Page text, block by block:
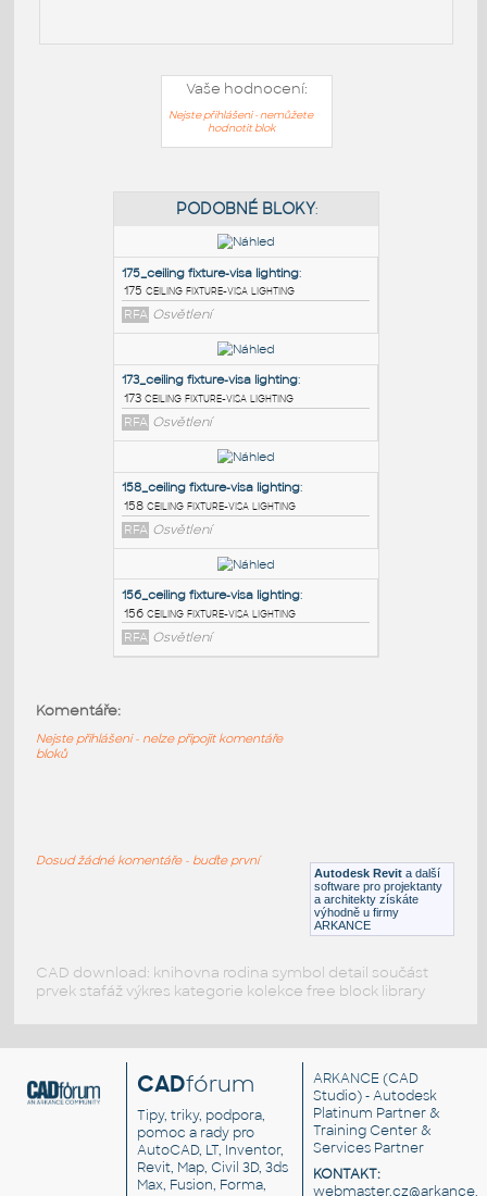
Vaše hodnocení:
Nejste přihlášeni - nemůžete
hodnotit blok
PODOBNÉ BLOKY
175_ceiling fixture-visa lighting
175 ceiling fixture-visa lighting
RFA Osvětlení
173_ceiling fixture-visa lighting:
173 ceiling fixture-visa lighting
RFA Osvětlení
156 ceiling fixture-visa lighting
Autodesk Revit a další
software pro projektanty
a architekty získáte
výhodně u firmy
ARKANCE
Komentáře:
Nejste přihlášeni - nelze připojit komentáře
bloků
Dosud žádné komentáře - buďte první
CAD download: knihovna rodina symbol detail součást
prvek stafáž výkres kategorie kolekce free block library
CADfórum
Tipy, triky, podpora,
pomoc a rady pro
AutoCAD, LT, Inventor,
Revit, Map, Civil 3D, 3ds
Max, Fusion, Forma,
ARKANCE (CAD
Studio) - Autodesk
Platinum Partner &
Training Center &
Services Partner
KONTAKT: